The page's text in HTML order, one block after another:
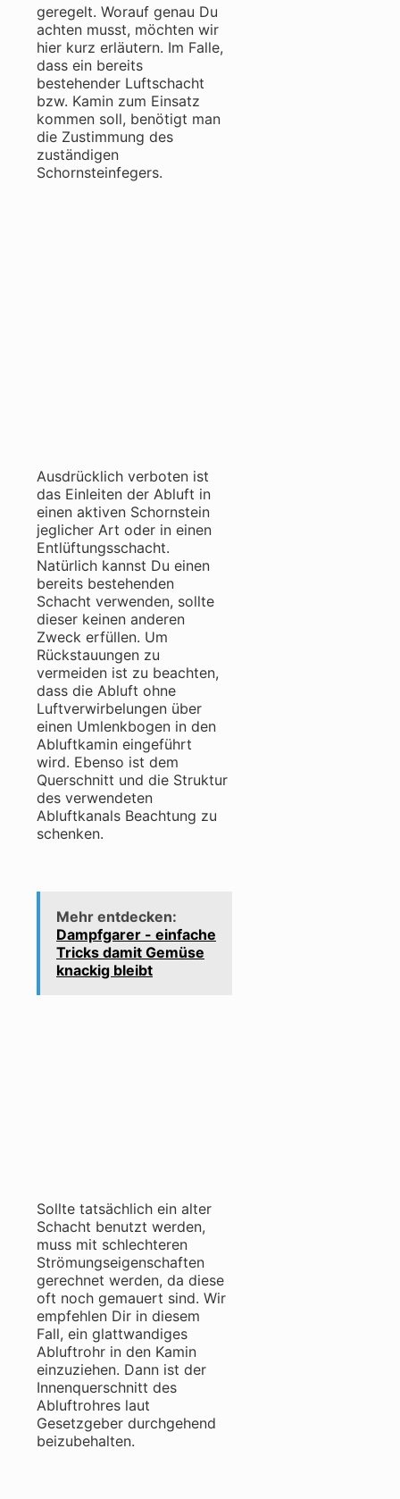
geregelt. Worauf genau Du
achten musst, möchten wir
hier kurz erläutern. Im Falle,
dass ein bereits
bestehender Luftschacht
bzw. Kamin zum Einsatz
kommen soll, benötigt man
die Zustimmung des
zuständigen
Schornsteinfegers.
Ausdrücklich verboten ist
das Einleiten der Abluft in
einen aktiven Schornstein
jeglicher Art oder in einen
Entlüftungsschacht.
Natürlich kannst Du einen
bereits bestehenden
Schacht verwenden, sollte
dieser keinen anderen
Zweck erfüllen. Um
Rückstauungen zu
vermeiden ist zu beachten,
dass die Abluft ohne
Luftverwirbelungen über
einen Umlenkbogen in den
Abluftkamin eingeführt
wird. Ebenso ist dem
Querschnitt und die Struktur
des verwendeten
Abluftkanals Beachtung zu
schenken.
Mehr entdecken:
Dampfgarer - einfache
Tricks damit Gemüse
knackig bleibt
Sollte tatsächlich ein alter
Schacht benutzt werden,
muss mit schlechteren
Strömungseigenschaften
gerechnet werden, da diese
oft noch gemauert sind. Wir
empfehlen Dir in diesem
Fall, ein glattwandiges
Abluftrohr in den Kamin
einzuziehen. Dann ist der
Innenquerschnitt des
Abluftrohres laut
Gesetzgeber durchgehend
beizubehalten.